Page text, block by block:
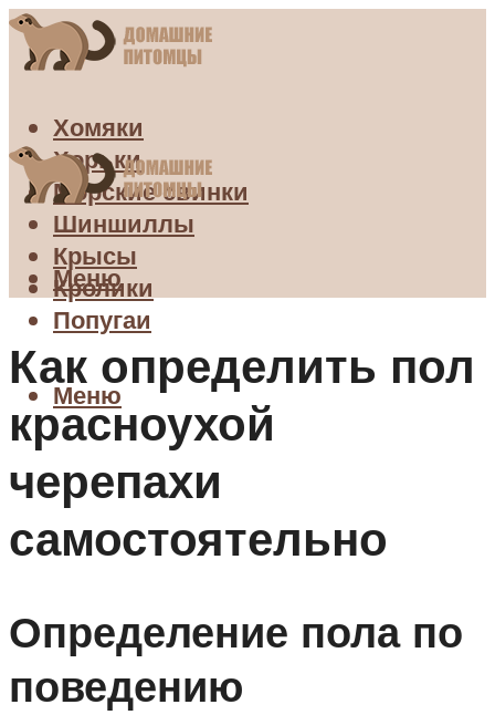
Хомяки
Хорьки
Морские свинки
Шиншиллы
Крысы
Кролики
Попугаи
Меню
Меню
Как определить пол
красноухой
черепахи
самостоятельно
Определение пола по
поведению